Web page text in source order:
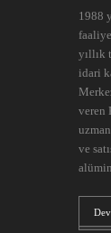
1988
yıllık
idari
veren
ve